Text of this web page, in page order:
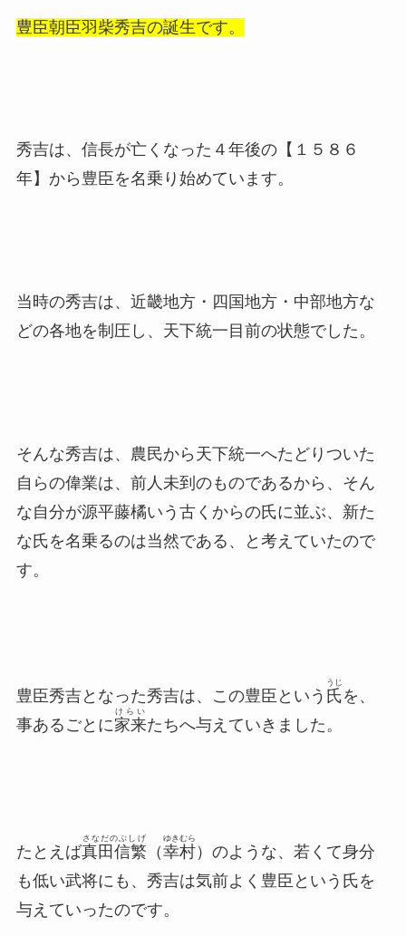
豊臣朝臣羽柴秀吉の誕生です。
秀吉は、信長が亡くなった４年後の【１５８６
年】から豊臣を名乗り始めています。
当時の秀吉は、近畿地方・四国地方・中部地方な
どの各地を制圧し、天下統一目前の状態でした。
そんな秀吉は、農民から天下統一へたどりついた
自らの偉業は、前人未到のものであるから、そん
な自分が源平藤橘いう古くからの氏に並ぶ、新た
な氏を名乗るのは当然である、と考えていたので
す。
豊臣秀吉となった秀吉は、この豊臣という 氏
うじ
を、
事あるごとに家来
けらい
たちへ与えていきました。
たとえば真田信繁
さなだのぶしげ
（幸村
ゆきむら
）のような、若くて身分
も低い武将にも、秀吉は気前よく豊臣という氏を
与えていったのです。